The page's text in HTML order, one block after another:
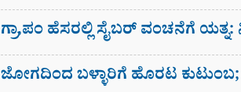
ಗ್ರಾ,ಪಂ ಹೆಸರಲ್ಲಿ ಸೈಬ‌ರ್ ವಂಚನೆಗೆ
ಜೋಗದಿಂದ ಬಳ್ಳಾರಿಗೆ ಹೊರಟ